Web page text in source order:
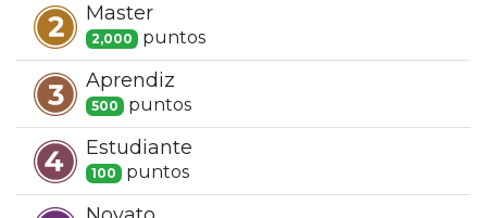
Master
2,000 puntos
Aprendiz
500 puntos
Estudiante
100 puntos